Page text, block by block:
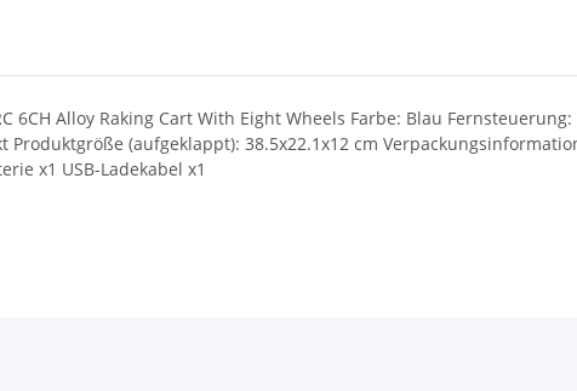
6CH Alloy Raking Cart With Eight Wheels Farbe: Blau
(aufgeklappt): 38.5x22.1x12 cm
x1 USB-Ladekabel x1